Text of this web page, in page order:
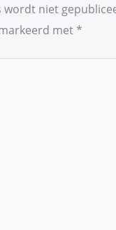
wordt niet
met *